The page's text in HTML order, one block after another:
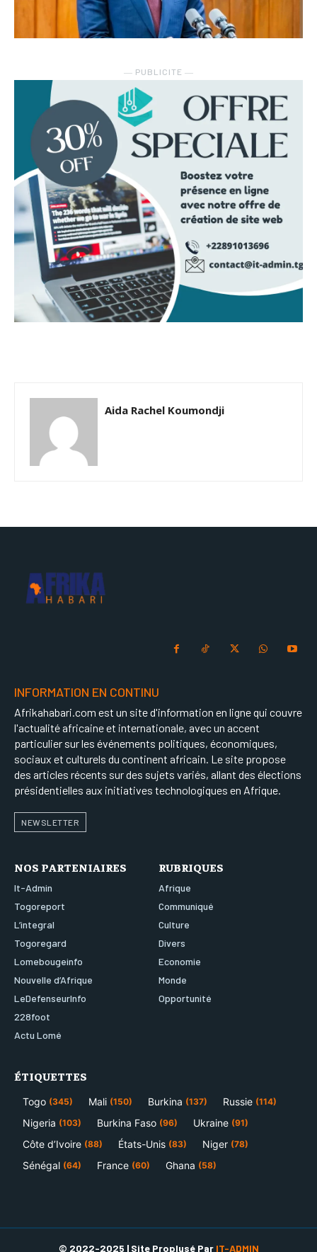
― PUBLICITE ―
Aida Rachel Koumondji
INFORMATION EN CONTINU
Afrikahabari.com est un site d'information en ligne qui couvre
l'actualité africaine et internationale, avec un accent
particulier sur les événements politiques, économiques,
sociaux et culturels du continent africain. Le site propose
des articles récents sur des sujets variés, allant des élections
présidentielles aux initiatives technologiques en Afrique.
NEWSLETTER
NOS PARTENIAIRES
It-Admin
Togoreport
L’integral
Togoregard
Lomebougeinfo
Nouvelle d’Afrique
LeDefenseurInfo
228foot
Actu Lomé
RUBRIQUES
Afrique
Communiqué
Culture
Divers
Economie
Monde
Opportunité
ÉTIQUETTES
Togo (345) Mali (150) Burkina (137) Russie (114)
Nigeria (103) Burkina Faso (96) Ukraine (91)
Côte d’Ivoire (88) États-Unis (83) Niger (78)
Sénégal (64) France (60) Ghana (58)
© 2022-2025 | Site Proplusé Par IT-ADMIN